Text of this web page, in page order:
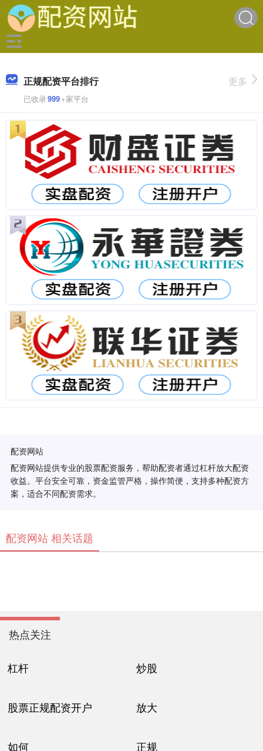
正规配资平台排行
已收录999+家平台
更多
配资网站
配资网站提供专业的股票配资服务，帮助配资者通过杠杆放大配资
收益。平台安全可靠，资金监管严格，操作简便，支持多种配资方
案，适合不同配资需求。
配资网站 相关话题
热点关注
杠杆 炒股
股票正规配资开户 放大
如何 正规